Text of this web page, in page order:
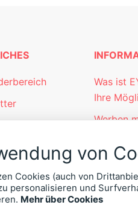
Was ist
Ihre
Werben
Kontakt
Impressum
von
Cookies (auch von
personalisieren und
Mehr über Cookies